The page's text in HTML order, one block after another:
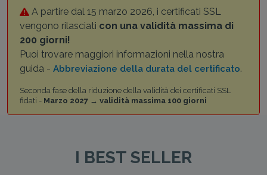
A partire dal 15 marzo 2026, i certificati SSL
vengono rilasciati con una validità massima di
200 giorni!
Puoi trovare maggiori informazioni nella nostra
guida - Abbreviazione della durata del certificato.
Seconda fase della riduzione della validità dei certificati SSL
fidati - Marzo 2027 → validità massima 100 giorni
I BEST SELLER